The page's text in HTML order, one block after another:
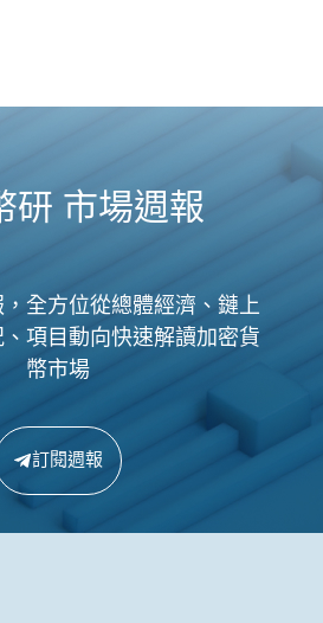
研 市場週報
全方位從總體經濟、鏈上
項目動向快速解讀加密貨
幣市場
訂閱週報